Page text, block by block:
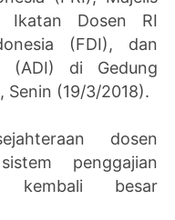
Ikatan Dosen RI
(FDI), dan
(ADI) di Gedung
Senin (19/3/2018).
dosen
penggajian
kembali besar